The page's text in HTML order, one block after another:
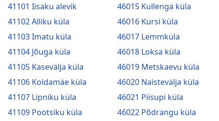
41101 Iisaku alevik
41102 Alliku küla
41103 Imatu küla
41104 Jõuga küla
41105 Kasevälja küla
41106 Koldamäe küla
41107 Lipniku küla
41109 Pootsiku küla
46015 Kullenga küla
46016 Kursi küla
46017 Lemmküla
46018 Loksa küla
46019 Metskaevu küla
46020 Naistevälja küla
46021 Piisupi küla
46022 Põdrangu küla